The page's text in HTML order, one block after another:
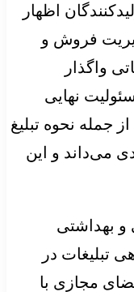
اظهار
فروش و
واگذار
نهایی
جمله نحوه تبلیغ
می‌داند و این
و بهداشتی
تبلیغات در
مجازی با